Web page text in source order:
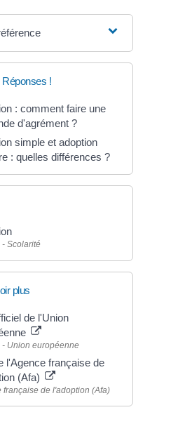
!
: comment faire une
d'agrément ?
simple et adoption
: quelles différences ?
Scolarité
plus
de l'Union
- Union européenne
l'Agence française de
(Afa)
française de l'adoption (Afa)